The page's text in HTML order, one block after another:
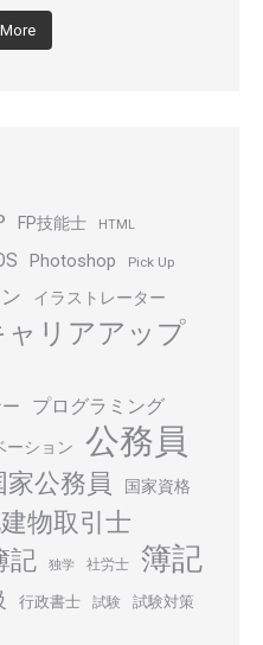
FP技能士 HTML
Photoshop Pick Up
イラストレーター
ャリアアップ
プログラミング
ーション 公務員
家公務員 国家資格
物取引士
記 独学 社労士 簿記
行政書士 試験 試験対策